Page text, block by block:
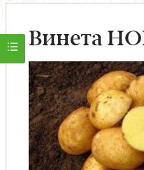
Мини-деревья
НОВИНКА Английские и
Саженцы плодовые
Винета